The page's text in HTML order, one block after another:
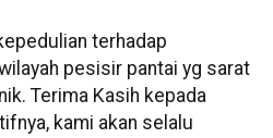
terhadap
pesisir pantai yg sarat
Terima Kasih kepada
kami akan selalu